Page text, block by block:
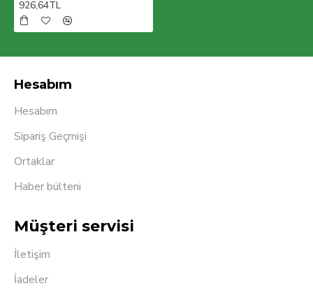
926,64TL
Hesabım
Hesabım
Sipariş Geçmişi
Ortaklar
Haber bülteni
Müşteri servisi
İletişim
İadeler